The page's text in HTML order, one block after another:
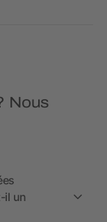
Nous
il un